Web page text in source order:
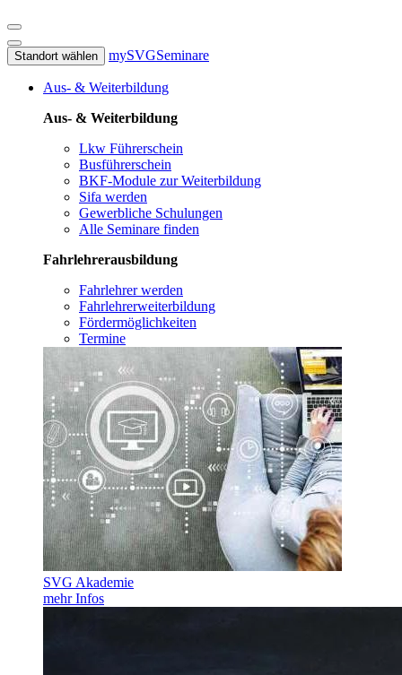
Standort wählen mySVGSeminare
Aus- & Weiterbildung
Aus- & Weiterbildung
Lkw Führerschein
Busführerschein
BKF-Module zur Weiterbildung
Sifa werden
Gewerbliche Schulungen
Alle Seminare finden
Fahrlehrerausbildung
Fahrlehrer werden
Fahrlehrerweiterbildung
Fördermöglichkeiten
Termine
SVG Akademie
mehr Infos